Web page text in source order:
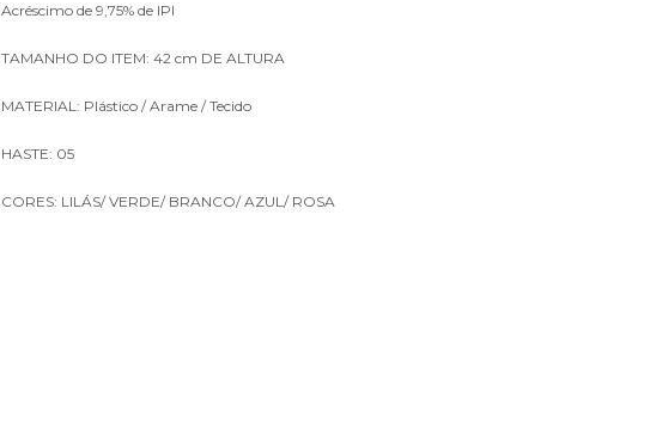
Acréscimo de 9,75% de IPI
TAMANHO DO ITEM: 42 cm DE ALTURA
MATERIAL: Plástico / Arame / Tecido
HASTE: 05
CORES: LILÁS/ VERDE/ BRANCO/ AZUL/ ROSA